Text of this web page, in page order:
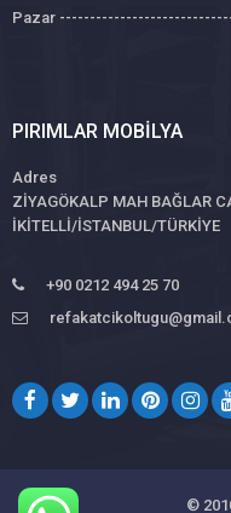
Pazar
PIRIMLAR MOBILYA
Adres
ZİYAGÖKALP MAH BAĞLAR
İKİTELLİ/İSTANBUL/TÜRKİYE
+90 0212 494 25 70
©